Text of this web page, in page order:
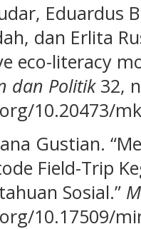
Eduardus
dan Erlita
eco-literacy
dan Politik32,
10.20473/
Gustian.
Field-Trip
Sosial.”
10.17509/